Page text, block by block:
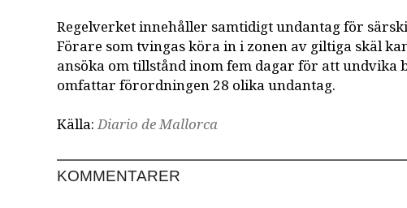
Regelverket innehåller samtidigt undantag för
Förare som tvingas köra in i zonen av giltiga skäl
ansöka om tillstånd inom fem dagar för att undvika
omfattar förordningen 28 olika undantag.
Källa:Diario de Mallorca
KOMMENTARER